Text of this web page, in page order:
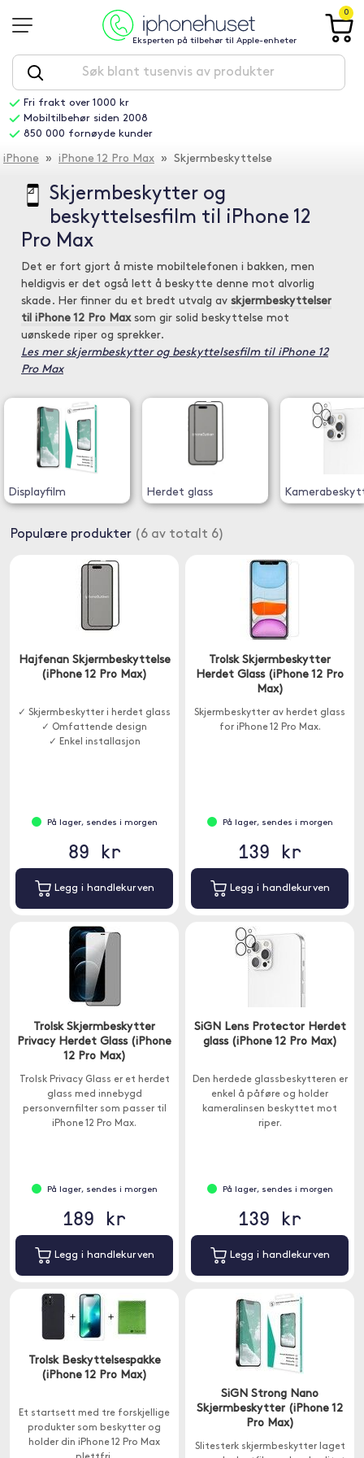
Eksperten på tilbehør til Apple-enheter
0
Fri frakt over 1000 kr
Mobiltilbehør siden 2008
850 000 fornøyde kunder
iPhone » iPhone 12 Pro Max » Skjermbeskyttelse
Skjermbeskytter og
beskyttelsesfilm til iPhone 12
Pro Max
Det er fort gjort å miste mobiltelefonen i bakken, men
heldigvis er det også lett å beskytte denne mot alvorlig
skade. Her finner du et bredt utvalg av skjermbeskyttelser
til iPhone 12 Pro Maxsom gir solid beskyttelse mot
uønskede riper og sprekker.
Les mer skjermbeskytter og beskyttelsesfilm til iPhone 12
Pro Max
Displayfilm Herdet glass
Populære produkter (6 av totalt 6)
Hajfenan Skjermbeskyttelse
(iPhone 12 Pro Max)
✓ Skjermbeskytter i herdet glass
✓ Omfattende design
✓ Enkel installasjon
På lager, sendes i morgen
89 kr
Legg i handlekurven
Trolsk Skjermbeskytter
Herdet Glass (iPhone 12 Pro
Max)
Skjermbeskytter av herdet glass
for iPhone 12 Pro Max.
På lager, sendes i morgen
139 kr
Legg i handlekurven
Trolsk Skjermbeskytter
Privacy Herdet Glass (iPhone
12 Pro Max)
Trolsk Privacy Glass er et herdet
glass med innebygd
personvernfilter som passer til
iPhone 12 Pro Max.
På lager, sendes i morgen
189 kr
Legg i handlekurven
SiGN Lens Protector Herdet
glass (iPhone 12 Pro Max)
Den herdede glassbeskytteren er
enkel å påføre og holder
kameralinsen beskyttet mot
riper.
På lager, sendes i morgen
139 kr
Legg i handlekurven
Trolsk Beskyttelsespakke
(iPhone 12 Pro Max)
Et startsett med tre forskjellige
produkter som beskytter og
holder din iPhone 12 Pro Max
SiGN Strong Nano
Skjermbeskytter (iPhone 12
Pro Max)
Slitesterk skjermbeskytter laget